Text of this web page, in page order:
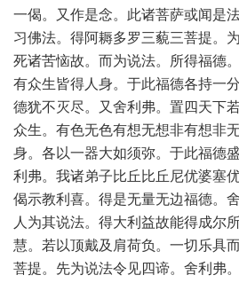
一偈。又作是念。此诸菩萨或闻是
习佛法。得阿耨多罗三藐三菩提。
死诸苦恼故。而为说法。所得福德
有众生皆得人身。于此福德各持一
德犹不灭尽。又舍利弗。置四天下
众生。有色无色有想无想非有想非
身。各以一器大如须弥。于此福德
利弗。我诸弟子比丘比丘尼优婆塞
偈示教利喜。得是无量无边福德。
人为其说法。得大利益故能得成尔
慧。若以顶戴及肩荷负。一切乐具
菩提。先为说法令见四谛。舍利弗